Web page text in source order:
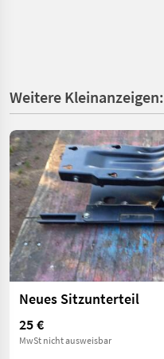
Weitere Kleinanzeigen:
Neues Sitzunterteil
25 €
MwSt nicht ausweisbar